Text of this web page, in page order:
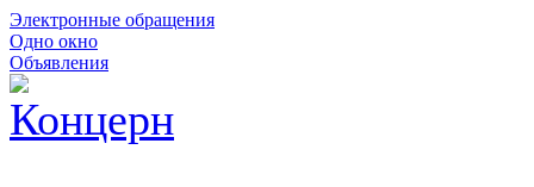
Электронные обращения
Одно окно
Объявления